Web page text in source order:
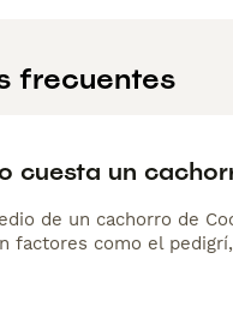
frecuentes
cuesta un
de un cachorro de
factores como el